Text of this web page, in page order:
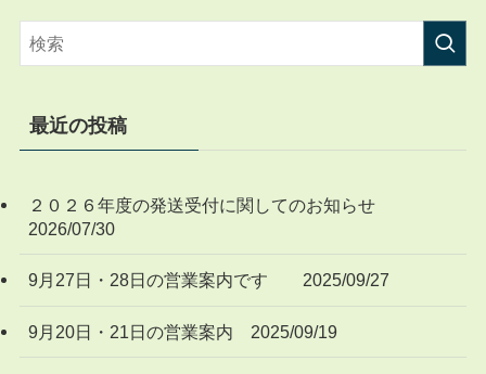
最近の投稿
２０２６年度の発送受付に関してのお知らせ
2026/07/30
9月27日・28日の営業案内です 2025/09/27
9月20日・21日の営業案内 2025/09/19